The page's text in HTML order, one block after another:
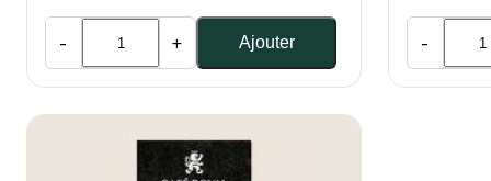
- + Ajouter -